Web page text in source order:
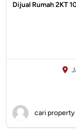
Dijual Rumah 2KT
cari property